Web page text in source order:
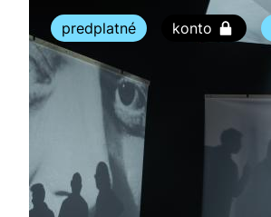
predplatné konto